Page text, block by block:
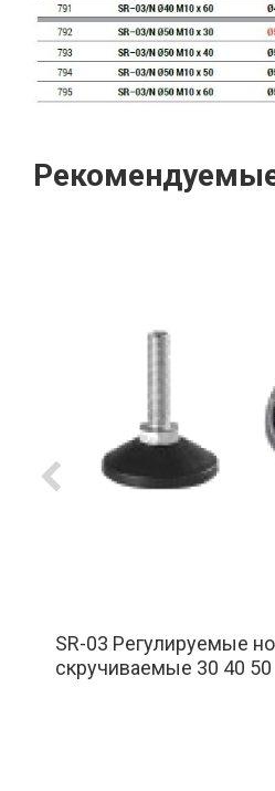
SR-03 Регулируемые
скручиваемые 30 40 50